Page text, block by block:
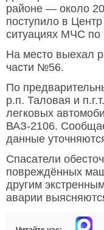
районе — около
поступило в
ситуациях МЧС по
На место выехал
части №56.
По
р.п. Таловая и
легковых
ВАЗ-2106.
данные
Спасатели
повреждённых
другим
аварии